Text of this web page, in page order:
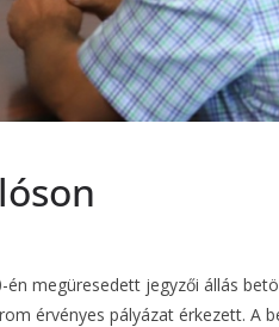
megüresedett jegyzői állás
érvényes pályázat érkezett. A